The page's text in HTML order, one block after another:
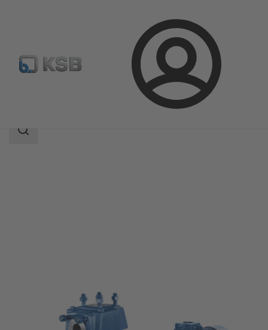
Prihlásenie
Katalóg produktov Etaprime L
Oblasť